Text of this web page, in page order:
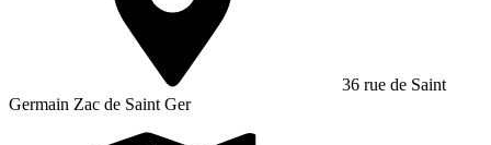
36 rue de Saint
Germain Zac de Saint Ger